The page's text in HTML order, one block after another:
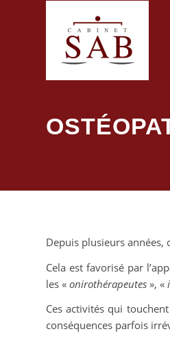
Depuis plusieurs
Cela est favorisé par
les « onirothérapeutes », «
Ces activités qui
conséquences parfois